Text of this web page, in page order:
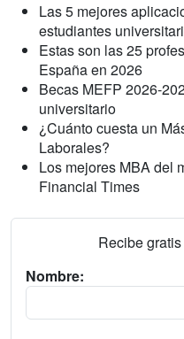
Las 5 mejores
estudiantes
Estas son las 25
España en 2026
Becas MEFP 2026-
universitario
¿Cuánto cuesta un
Laborales?
Los mejores MBA del
Financial Times
Recibe
Nombre: